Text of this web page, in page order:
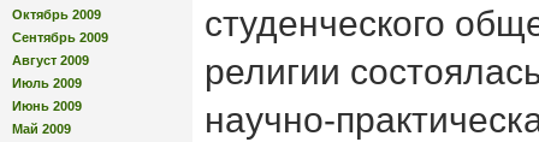
Октябрь 2009
Сентябрь 2009
Август 2009
Июль 2009
Июнь 2009
Май 2009
студенческого
религии
научно-